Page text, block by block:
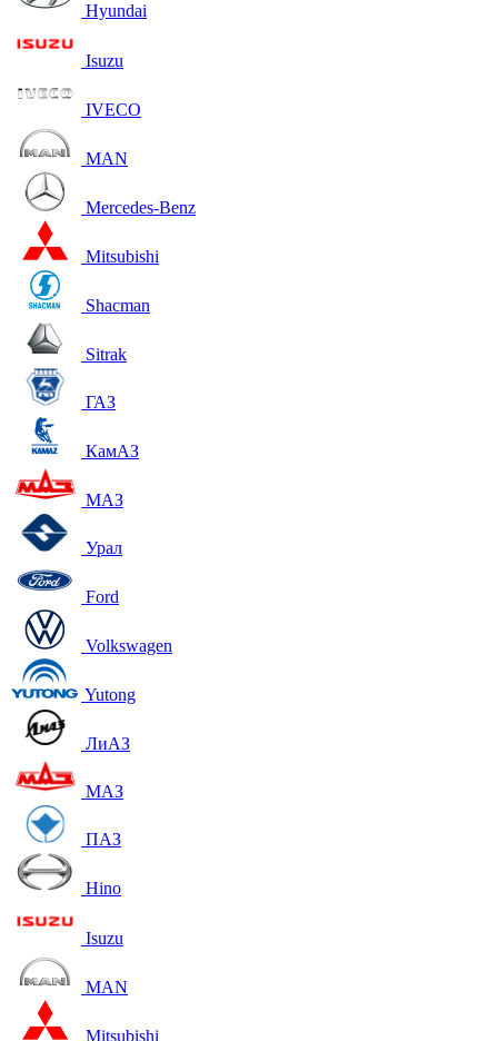
Hyundai
Isuzu
IVECO
MAN
Mercedes-Benz
Mitsubishi
Shacman
Sitrak
ГАЗ
КамАЗ
МАЗ
Урал
Ford
Volkswagen
Yutong
ЛиАЗ
МАЗ
ПАЗ
Hino
Isuzu
MAN
Mitsubishi